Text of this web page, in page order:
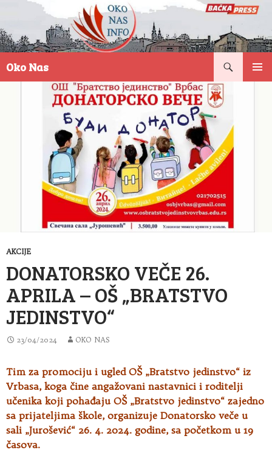
Oko Nas
AKCIJE
DONATORSKO VEČE 26.
APRILA – OŠ „BRATSTVO
JEDINSTVO“
23/04/2024 OKO NAS
Tim za promociju i ugled OŠ „Bratstvo jedinstvo“ iz
Vrbasa, koga čine angažovani nastavnici i roditelji
učenika koji pohađaju OŠ „Bratstvo jedinstvo“ zajedno
sa prijateljima škole, organizuje Donatorsko veče u
sali „Jurošević“ 26. 4. 2024. godine, sa početkom u 19
časova.